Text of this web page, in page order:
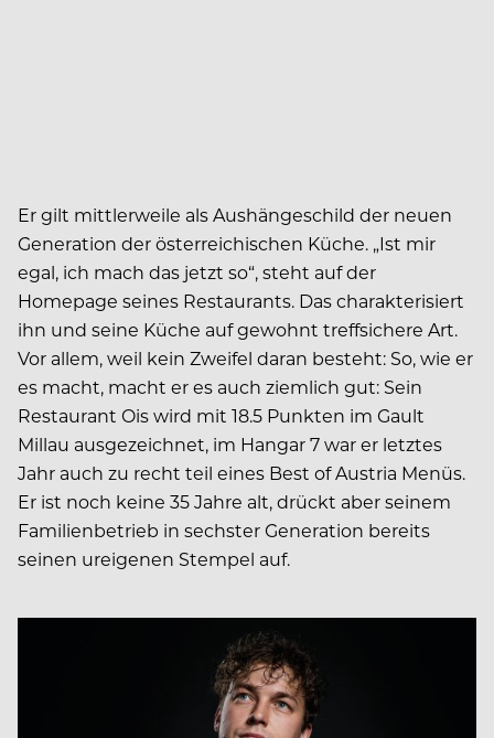
Er gilt mittlerweile als Aushängeschild der neuen
Generation der österreichischen Küche. „Ist mir
egal, ich mach das jetzt so“, steht auf der
Homepage seines Restaurants. Das charakterisiert
ihn und seine Küche auf gewohnt treffsichere Art.
Vor allem, weil kein Zweifel daran besteht: So, wie er
es macht, macht er es auch ziemlich gut: Sein
Restaurant Ois wird mit 18.5 Punkten im Gault
Millau ausgezeichnet, im Hangar 7 war er letztes
Jahr auch zu recht teil eines Best of Austria Menüs.
Er ist noch keine 35 Jahre alt, drückt aber seinem
Familienbetrieb in sechster Generation bereits
seinen ureigenen Stempel auf.